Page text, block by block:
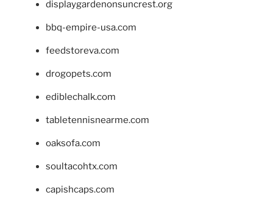
displaygardenonsuncrest.org
bbq-empire-usa.com
feedstoreva.com
drogopets.com
ediblechalk.com
tabletennisnearme.com
oaksofa.com
soultacohtx.com
capishcaps.com